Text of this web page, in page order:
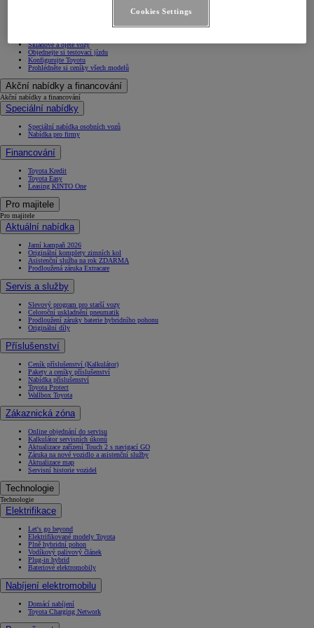
Skladové a ojeté vozy
Objednejte si testovací jízdu
Konfigurujte Toyotu
Prohlédněte si ceníky všech modelů
Akční nabídky a financování
Akční nabídky a financování
Speciální nabídky
Speciální nabídka osobních vozů
Nabídka pro firmy
Financování
Toyota Kredit
Toyota Easy
Leasing KINTO One
Pro majitele
Pro majitele
Aktuální nabídka
Jarní kampaň 2026
Originální komplety zimních kol
Asistenční služba na rok ZDARMA
Prodloužená záruka Extracare
Servis a služby
Slevový program pro starší vozy
Celoroční uskladnění pneumatik
Prodloužení záruky baterie hybridního pohonu
Originální díly
Příslušenství
Ceník příslušenství (Kalkulátor)
Pakety a ceníky příslušenství
Nabídka příslušenství
Toyota Protect
Wallbox Toyota
Zákaznická zóna
Online objednání do servisu
Kalkulátor servisních úkonů
Aktualizace zařízení Touch 2 s navigací GO
Záruka na nové vozidlo a asistenční služby
Aktualizace map
Servisní historie vozidel
Technologie
Technologie
Elektrifikace
Let's go beyond
Elektrifikované modely Toyota
Plně hybridní pohon
Vodíkový palivový článek
Plug-in hybrid
Bateriové elektromobily
Nabíjení elektromobilu
Domácí nabíjení
Toyota Charging Network
Cookies Settings